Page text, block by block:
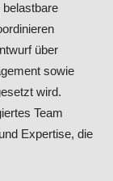
über
sowie
wird.
Team
Expertise, die